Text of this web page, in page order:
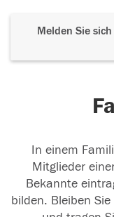
Melden Sie
In einem
Mitglieder
Bekannte
bilden. Bleiben